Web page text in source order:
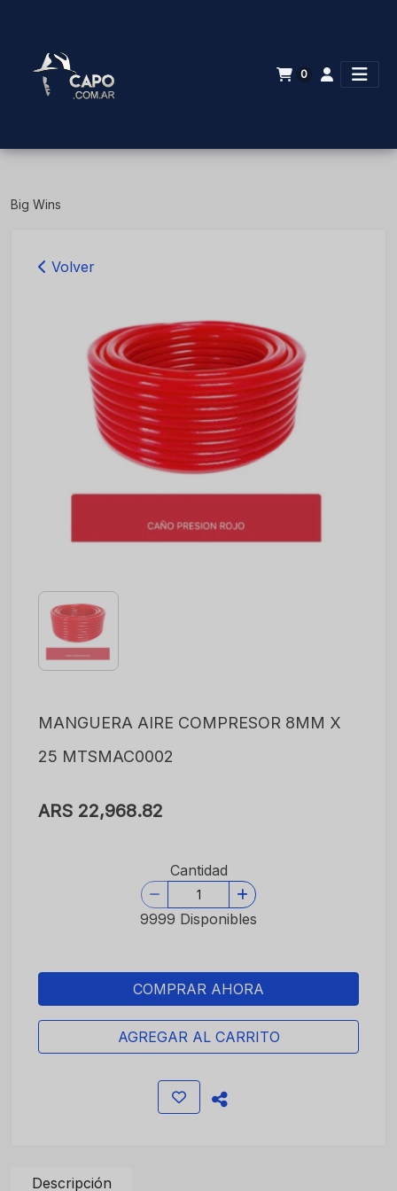
0
Big Wins
Volver
MANGUERA AIRE COMPRESOR 8MM X
25 MTSMAC0002
ARS 22,968.82
Cantidad
9999 Disponibles
COMPRAR AHORA
AGREGAR AL CARRITO
Descripción